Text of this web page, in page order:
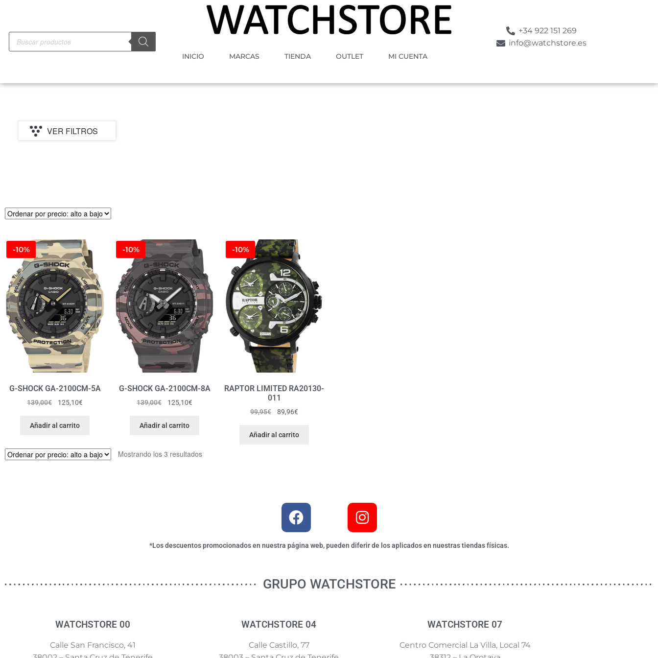
INICIO MARCAS TIENDA OUTLET MI CUENTA
+34 922 151 269
info@watchstore.es
VER FILTROS
-10%
G-SHOCK GA-2100CM-5A
139,00€ 125,10€
Añadir al carrito
-10%
G-SHOCK GA-2100CM-8A
139,00€ 125,10€
Añadir al carrito
-10%
RAPTOR LIMITED RA20130-
011
99,95€ 89,96€
Añadir al carrito
Mostrando los 3 resultados
*Los descuentos promocionados en nuestra página web, pueden diferir de los aplicados en nuestras tiendas físicas.
GRUPO WATCHSTORE
WATCHSTORE 00
Calle San Francisco, 41
WATCHSTORE 04
Calle Castillo, 77
WATCHSTORE 07
Centro Comercial La Villa, Local 74